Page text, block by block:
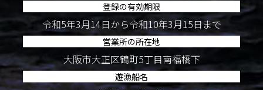
登録の有効期限
令和5年3月14日から令和10年3月15日まで
営業所の所在地
大阪市大正区鶴町5丁目南福橋下
遊漁船名